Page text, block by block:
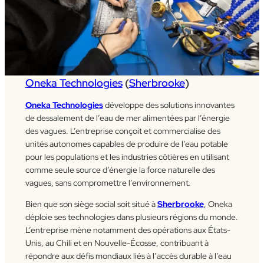
Oneka Technologies(Sherbrooke)
Oneka Technologiesdéveloppe des solutions innovantes
de dessalement de l’eau de mer alimentées par l’énergie
des vagues. L’entreprise conçoit et commercialise des
unités autonomes capables de produire de l’eau potable
pour les populations et les industries côtières en utilisant
comme seule source d’énergie la force naturelle des
vagues, sans compromettre l’environnement.
Bien que son siège social soit situé àSherbrooke, Oneka
déploie ses technologies dans plusieurs régions du monde.
L’entreprise mène notamment des opérations aux États-
Unis, au Chili et en Nouvelle-Écosse, contribuant à
répondre aux défis mondiaux liés à l’accès durable à l’eau